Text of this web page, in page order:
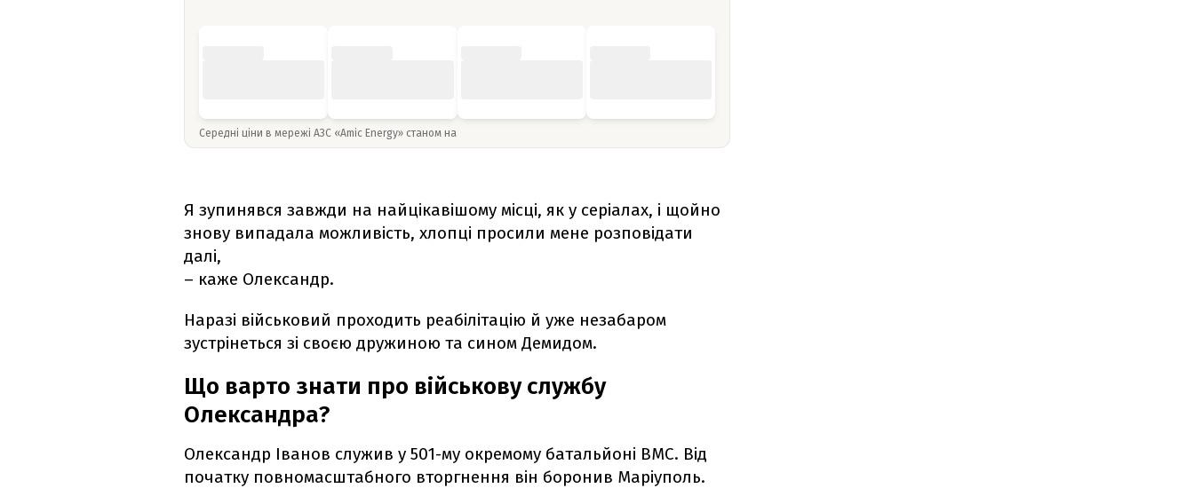
Середні ціни в мережі АЗС «Amic Energy» станом на
Я зупинявся завжди на найцікавішому місці, як у серіалах, і щойно
знову випадала можливість, хлопці просили мене розповідати
далі,
– каже Олександр.
Наразі військовий проходить реабілітацію й уже незабаром
зустрінеться зі своєю дружиною та сином Демидом.
Що варто знати про військову службу
Олександра?
Олександр Іванов служив у 501-му окремому батальйоні ВМС. Від
початку повномасштабного вторгнення він боронив Маріуполь.